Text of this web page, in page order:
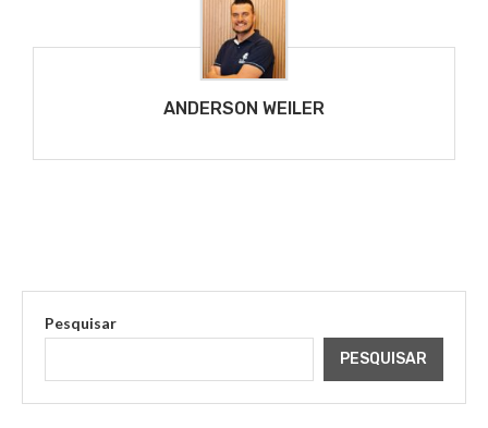
ANDERSON WEILER
Pesquisar
PESQUISAR